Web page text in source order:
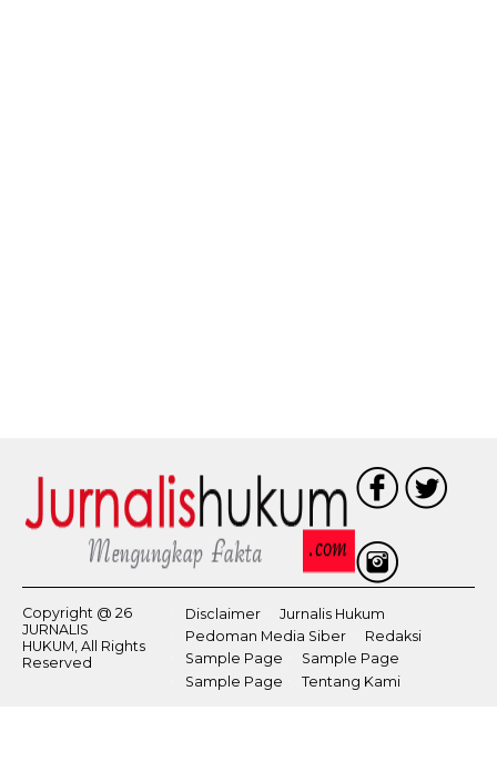
Copyright @ 26
JURNALIS
HUKUM, All Rights
Reserved
Disclaimer
Jurnalis Hukum
Pedoman Media Siber
Redaksi
Sample Page
Sample Page
Sample Page
Tentang Kami